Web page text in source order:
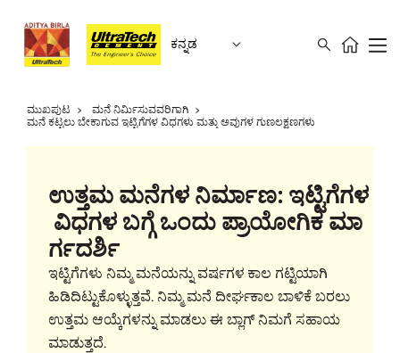
ಕನ್ನಡ
ಮುಖಪುಟ
ಮನೆ ನಿರ್ಮಿಸುವವರಿಗಾಗಿ
ಮನೆ ಕಟ್ಟಲು ಬೇಕಾಗುವ ಇಟ್ಟಿಗೆಗಳ ವಿಧಗಳು ಮತ್ತು ಅವುಗಳ ಗುಣಲಕ್ಷಣಗಳು
ಉತ್ತಮ ಮನೆಗಳ ನಿರ್ಮಾಣ: ಇಟ್ಟಿಗೆಗಳ
ವಿಧಗಳ ಬಗ್ಗೆ ಒಂದು ಪ್ರಾಯೋಗಿಕ ಮಾ
ರ್ಗದರ್ಶಿ
ಇಟ್ಟಿಗೆಗಳು ನಿಮ್ಮ ಮನೆಯನ್ನು ವರ್ಷಗಳ ಕಾಲ ಗಟ್ಟಿಯಾಗಿ
ಹಿಡಿದಿಟ್ಟುಕೊಳ್ಳುತ್ತವೆ. ನಿಮ್ಮ ಮನೆ ದೀರ್ಘಕಾಲ ಬಾಳಿಕೆ ಬರಲು
ಉತ್ತಮ ಆಯ್ಕೆಗಳನ್ನು ಮಾಡಲು ಈ ಬ್ಲಾಗ್ ನಿಮಗೆ ಸಹಾಯ
ಮಾಡುತ್ತದೆ.